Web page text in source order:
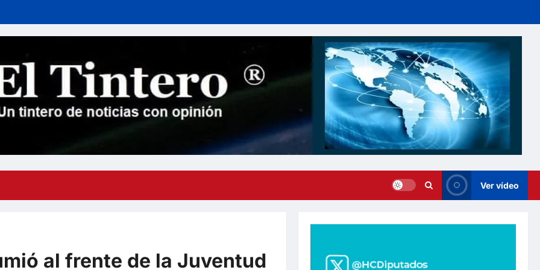
Ver vídeo
al frente de la Juventud